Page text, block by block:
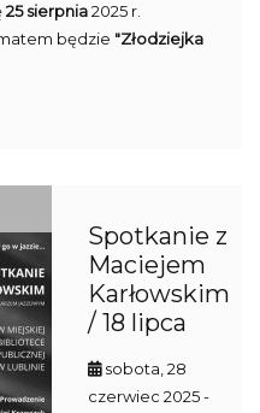
25 sierpnia2025 r.
będzie "Złodziejka
Spotkanie z
Maciejem
Karłowskim
/ 18 lipca
sobota, 28
czerwiec 2025-